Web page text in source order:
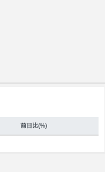
前日比(%)